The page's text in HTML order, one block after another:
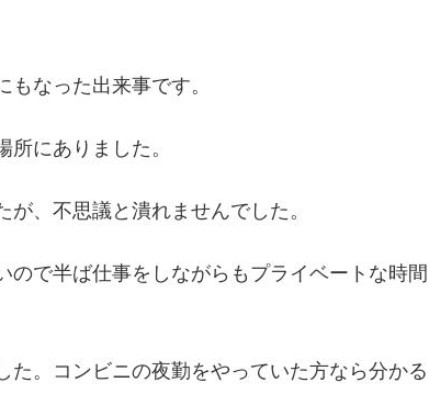
なった出来事です。
にありました。
、不思議と潰れませんでした。
で半ば仕事をしながらもプライベートな時間
。コンビニの夜勤をやっていた方なら分かる